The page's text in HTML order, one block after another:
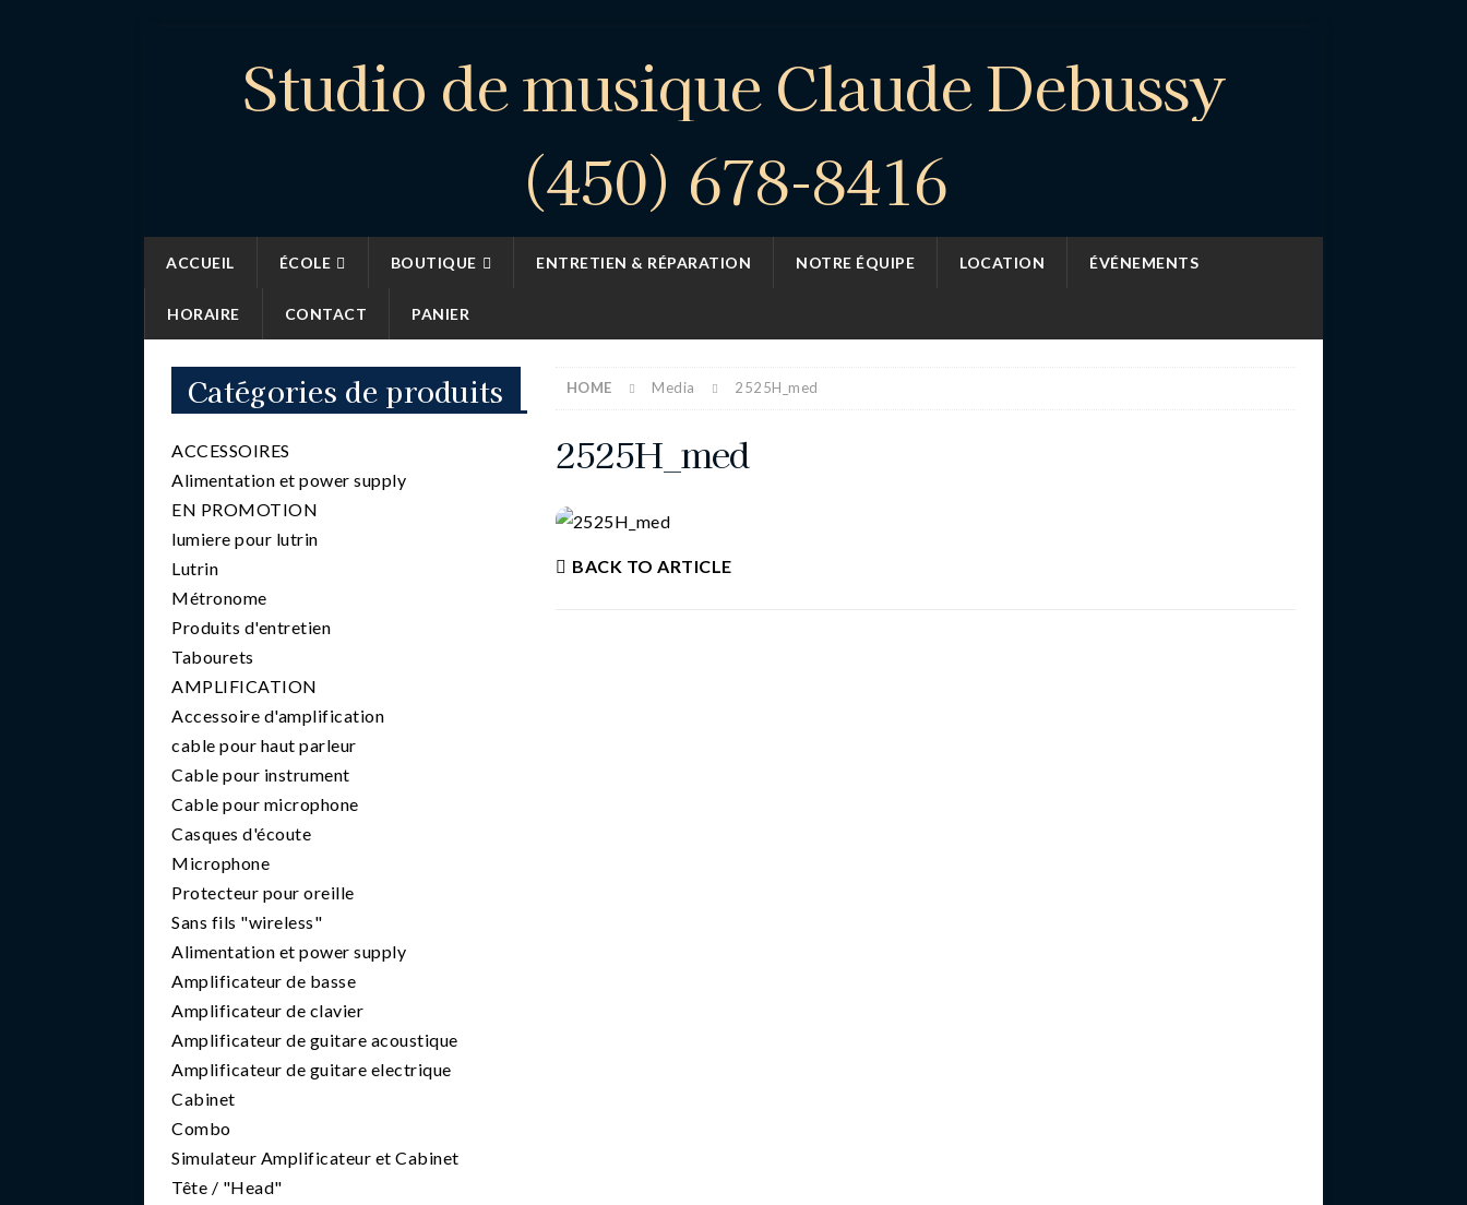
Studio de musique Claude Debussy
(450) 678-8416
ACCUEIL ÉCOLE BOUTIQUE ENTRETIEN & RÉPARATION NOTRE ÉQUIPE LOCATION ÉVÉNEMENTS
HORAIRE CONTACT PANIER
HOME Media 2525H_med
2525H_med
BACK TO ARTICLE
Catégories de produits
ACCESSOIRES
Alimentation et power supply
EN PROMOTION
lumiere pour lutrin
Lutrin
Métronome
Produits d'entretien
Tabourets
AMPLIFICATION
Accessoire d'amplification
cable pour haut parleur
Cable pour instrument
Cable pour microphone
Casques d'écoute
Microphone
Protecteur pour oreille
Sans fils "wireless"
Alimentation et power supply
Amplificateur de basse
Amplificateur de clavier
Amplificateur de guitare acoustique
Amplificateur de guitare electrique
Cabinet
Combo
Simulateur Amplificateur et Cabinet
Tête / "Head"